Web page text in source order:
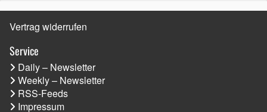
Vertrag widerrufen
Service
Daily – Newsletter
Weekly – Newsletter
RSS-Feeds
Impressum